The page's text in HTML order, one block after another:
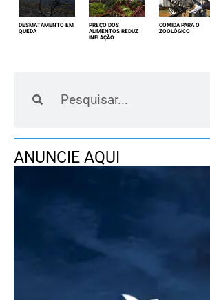
DESMATAMENTO EM
QUEDA
PREÇO DOS
ALIMENTOS REDUZ
INFLAÇÃO
COMIDA PARA O
ZOOLÓGICO
ANUNCIE AQUI